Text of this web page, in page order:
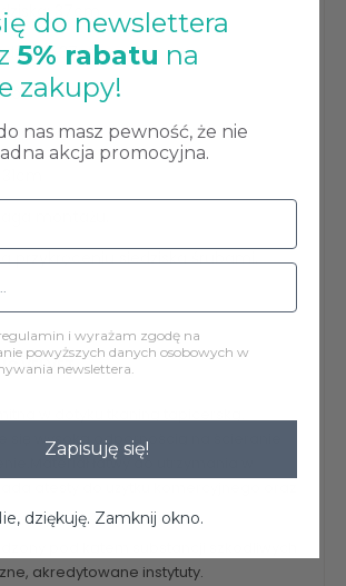
37cm
37cm
49 cm
kwadrat
montażu.
przykręceniu siedziska śrubami.
VELVET
się wysoką odpornością na ścieranie
łatwy do utrzymania w
akredytowane instytuty.
do newslettera
5% rabatu na
zakupy!
nas masz pewność, że nie
akcja promocyjna.
i wyrażam zgodę na
powyższych danych osobowych w
newslettera.
Zapisuję się!
dziękuję. Zamknij okno.